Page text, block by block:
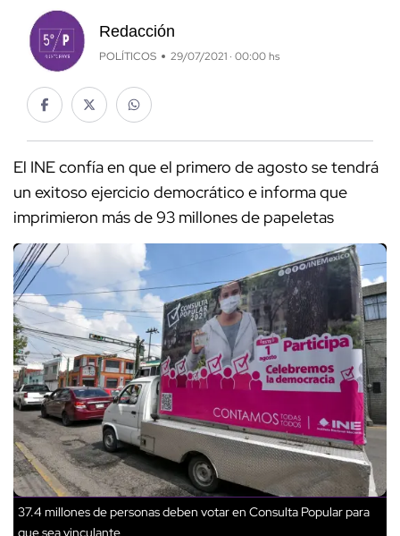
Redacción
POLÍTICOS 29/07/2021 · 00:00 hs
El INE confía en que el primero de agosto se tendrá
un exitoso ejercicio democrático e informa que
imprimieron más de 93 millones de papeletas
37.4 millones de personas deben votar en Consulta Popular para
que sea vinculante